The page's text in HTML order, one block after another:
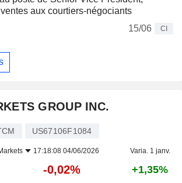
aux courtiers-négociants
15/06
CI
GROUP INC.
US67106F1084
17:18:08 04/06/2026 Varia. 1 janv.
-0,02% +1,35%